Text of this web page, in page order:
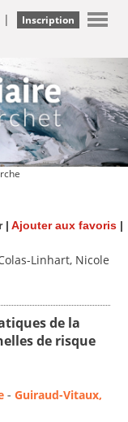
| Inscription
| Ajouter aux favoris |
Linhart, Nicole
de la
de risque
- Guiraud-Vitaux,